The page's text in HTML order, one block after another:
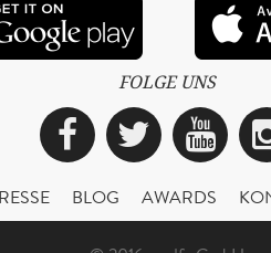
FOLGE UNS
Facebook
Twitter
BLOG AWARDS